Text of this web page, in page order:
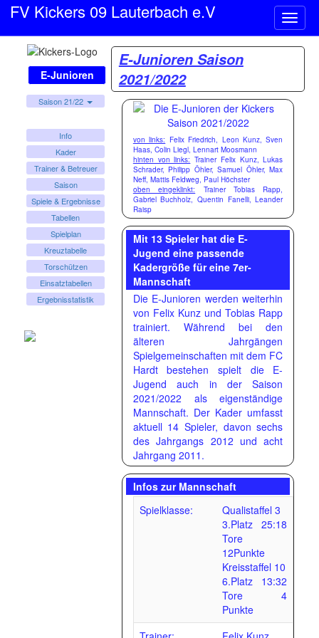
ein-/
FV Kickers 09 Lauterbach e.V
E-Junioren
Saison 21/22
Info
Kader
Trainer & Betreuer
Saison
Spiele & Ergebnisse
Tabellen
Spielplan
Kreuztabelle
Torschützen
Einsatztabellen
Ergebnisstatistik
E-Junioren Saison
2021/2022
von links: Felix Friedrich, Leon Kunz, Sven
Haas, Colin Liegl, Lennart Moosmann
hinten von links: Trainer Felix Kunz, Lukas
Schrader, Philipp Öhler, Samuel Öhler, Max
Neff, Mattis Feldweg, Paul Höchster
oben eingeklinkt: Trainer Tobias Rapp,
Gabriel Buchholz, Quentin Fanelli, Leander
Raisp
Mit 13 Spieler hat die E-
Jugend eine passende
Kadergröße für eine 7er-
Mannschaft
Die E-Junioren werden weiterhin
von Felix Kunz und Tobias Rapp
trainiert. Während bei den
älteren Jahrgängen
Spielgemeinschaften mit dem FC
Hardt bestehen spielt die E-
Jugend auch in der Saison
2021/2022 als eigenständige
Mannschaft. Der Kader umfasst
aktuell 14 Spieler, davon sechs
des Jahrgangs 2012 und acht
Jahrgang 2011.
Infos zur Mannschaft
Spielklasse:
Qualistaffel 3
3.Platz 25:18
Tore
12Punkte
Kreisstaffel 10
6.Platz 13:32
Tore 4
Punkte